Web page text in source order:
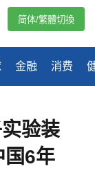
金融 消费
简体/繁體切換
验装
国6年